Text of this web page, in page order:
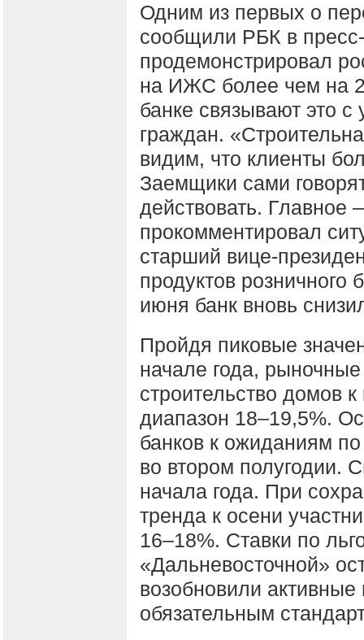
Одним из первых о
сообщили РБК в
продемонстрировал
на ИЖС более чем на
банке связывают это
граждан.
видим, что клиенты
Заемщики сами
действовать. Главное
прокомментировал
старший вице-
продуктов
июня банк вновь
Пройдя пиковые
начале года,
строительство домов
диапазон 18–19,5%.
банков к ожиданиям
во втором полугодии.
начала года. При
тренда к осени
16–18%. Ставки по
«Дальневосточной»
возобновили
обязательным